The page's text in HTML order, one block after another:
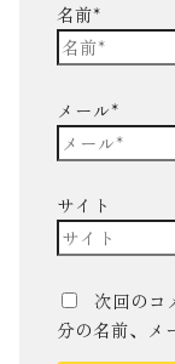
名前*
メール*
サイト
次回のコ
分の名前、メ